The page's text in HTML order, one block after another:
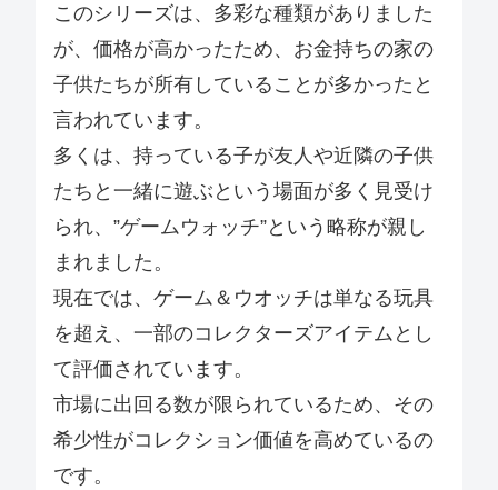
このシリーズは、多彩な種類がありました
が、価格が高かったため、お金持ちの家の
子供たちが所有していることが多かったと
言われています。
多くは、持っている子が友人や近隣の子供
たちと一緒に遊ぶという場面が多く見受け
られ、”ゲームウォッチ”という略称が親し
まれました。
現在では、ゲーム＆ウオッチは単なる玩具
を超え、一部のコレクターズアイテムとし
て評価されています。
市場に出回る数が限られているため、その
希少性がコレクション価値を高めているの
です。